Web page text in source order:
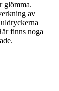
glömma.
av
finns noga